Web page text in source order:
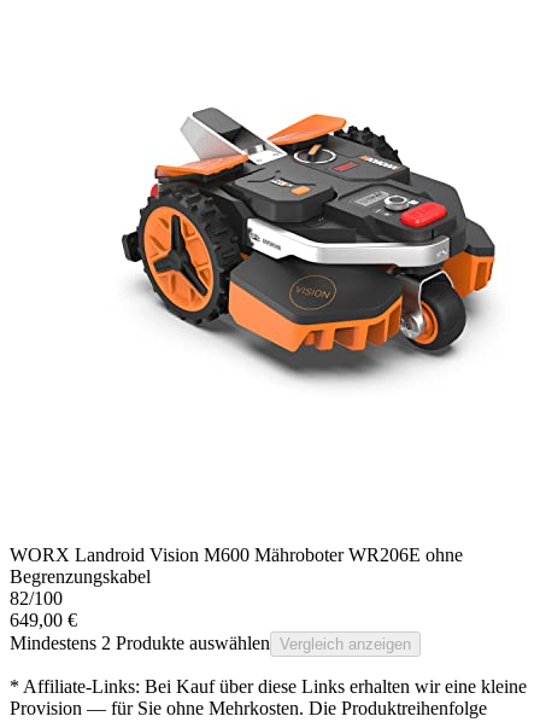
WORX Landroid Vision M600 Mähroboter WR206E ohne
Begrenzungskabel
82/100
649,00 €
Mindestens 2 Produkte auswählen Vergleich anzeigen
* Affiliate-Links: Bei Kauf über diese Links erhalten wir eine kleine
Provision — für Sie ohne Mehrkosten. Die Produktreihenfolge